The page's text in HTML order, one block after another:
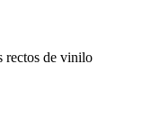
rectos de vinilo